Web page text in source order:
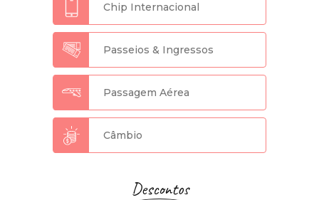
Chip Internacional
Passeios & Ingressos
Passagem Aérea
Câmbio
Descontos